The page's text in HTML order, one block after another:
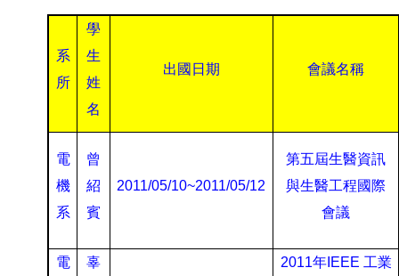
系
所
學
生
姓
名
出國日期 會議名稱
電
機
系
曾
紹
賓
2011/05/10~2011/05/12
第五屆生醫資訊
與生醫工程國際
會議
電
辜
2011年IEEE 工業